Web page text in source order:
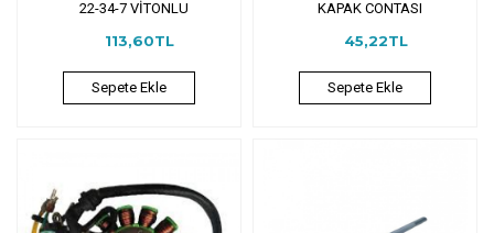
22-34-7 VİTONLU
113,60TL
Sepete Ekle
KAPAK CONTASI
45,22TL
Sepete Ekle